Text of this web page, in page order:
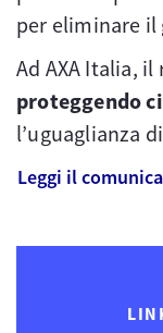
per eliminare il
Ad AXA Italia,
proteggendo
l’uguaglianza
Leggi il